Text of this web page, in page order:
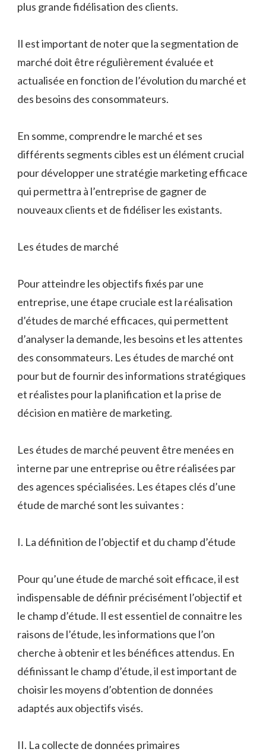
plus grande fidélisation des clients.
Il est important de noter que la segmentation de
marché doit être régulièrement évaluée et
actualisée en fonction de l’évolution du marché et
des besoins des consommateurs.
En somme, comprendre le marché et ses
différents segments cibles est un élément crucial
pour développer une stratégie marketing efficace
qui permettra à l’entreprise de gagner de
nouveaux clients et de fidéliser les existants.
Les études de marché
Pour atteindre les objectifs fixés par une
entreprise, une étape cruciale est la réalisation
d’études de marché efficaces, qui permettent
d’analyser la demande, les besoins et les attentes
des consommateurs. Les études de marché ont
pour but de fournir des informations stratégiques
et réalistes pour la planification et la prise de
décision en matière de marketing.
Les études de marché peuvent être menées en
interne par une entreprise ou être réalisées par
des agences spécialisées. Les étapes clés d’une
étude de marché sont les suivantes :
I. La définition de l’objectif et du champ d’étude
Pour qu’une étude de marché soit efficace, il est
indispensable de définir précisément l’objectif et
le champ d’étude. Il est essentiel de connaitre les
raisons de l’étude, les informations que l’on
cherche à obtenir et les bénéfices attendus. En
définissant le champ d’étude, il est important de
choisir les moyens d’obtention de données
adaptés aux objectifs visés.
II. La collecte de données primaires